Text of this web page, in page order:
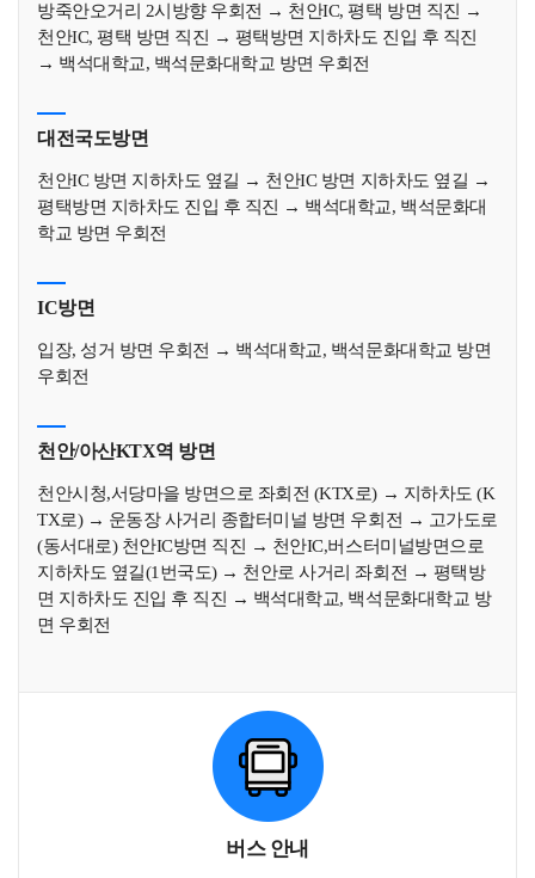
방죽안오거리 2시방향 우회전 → 천안IC, 평택 방면 직진 →
천안IC, 평택 방면 직진 → 평택방면 지하차도 진입 후 직진
→ 백석대학교, 백석문화대학교 방면 우회전
대전국도방면
천안IC 방면 지하차도 옆길 → 천안IC 방면 지하차도 옆길 →
평택방면 지하차도 진입 후 직진 → 백석대학교, 백석문화대
학교 방면 우회전
IC방면
입장, 성거 방면 우회전 → 백석대학교, 백석문화대학교 방면
우회전
천안/아산KTX역 방면
천안시청,서당마을 방면으로 좌회전 (KTX로) → 지하차도 (K
TX로) → 운동장 사거리 종합터미널 방면 우회전 → 고가도로
(동서대로) 천안IC방면 직진 → 천안IC,버스터미널방면으로
지하차도 옆길(1번국도) → 천안로 사거리 좌회전 → 평택방
면 지하차도 진입 후 직진 → 백석대학교, 백석문화대학교 방
면 우회전
버스 안내